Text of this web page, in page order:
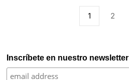
1 2
Inscríbete en nuestro newsletter